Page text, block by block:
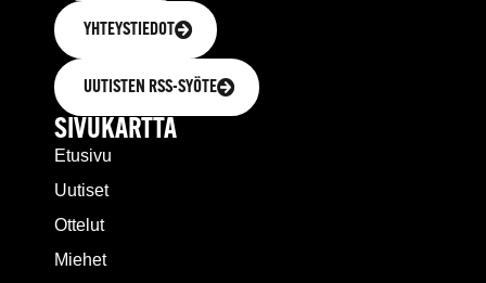
YHTEYSTIEDOT
UUTISTEN RSS-SYÖTE
SIVUKARTTA
Etusivu
Uutiset
Ottelut
Miehet